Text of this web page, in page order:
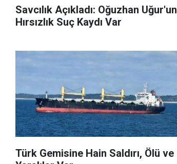
Savcılık Açıkladı: Oğuzhan Uğur'un
Hırsızlık Suç Kaydı Var
Türk Gemisine Hain Saldırı, Ölü ve